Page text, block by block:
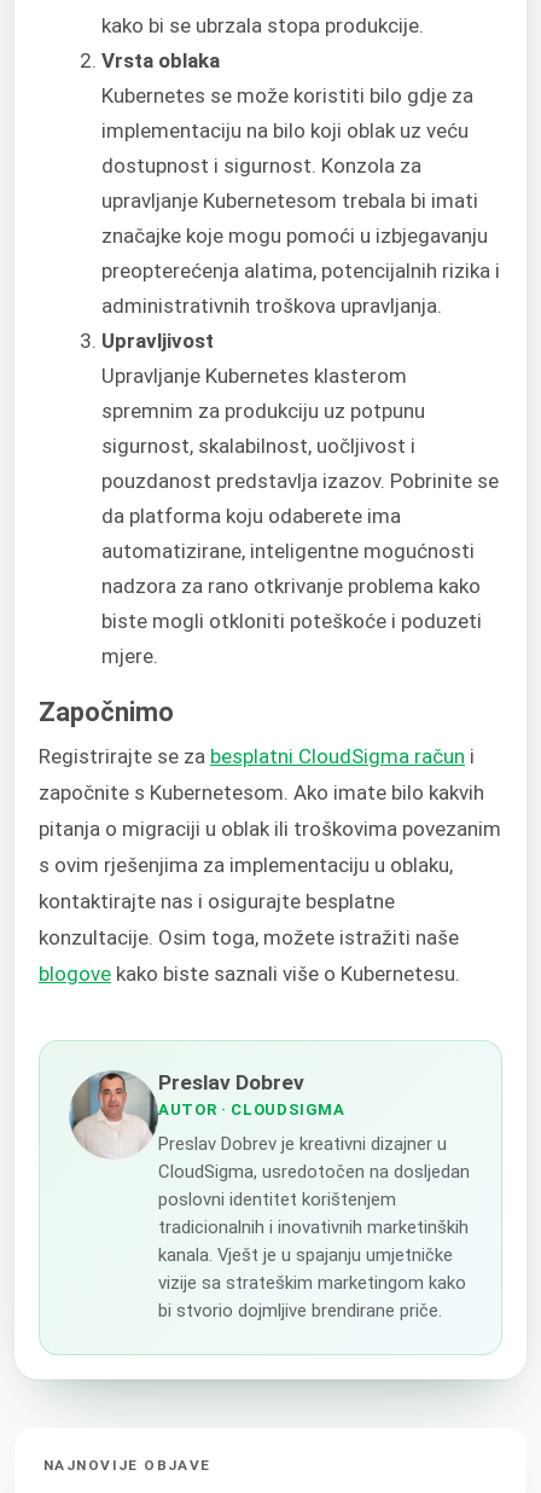
kako bi se ubrzala stopa produkcije.
Vrsta oblaka
Kubernetes se može koristiti bilo gdje za
implementaciju na bilo koji oblak uz veću
dostupnost i sigurnost. Konzola za
upravljanje Kubernetesom trebala bi imati
značajke koje mogu pomoći u izbjegavanju
preopterećenja alatima, potencijalnih rizika i
administrativnih troškova upravljanja.
Upravljivost
Upravljanje Kubernetes klasterom
spremnim za produkciju uz potpunu
sigurnost, skalabilnost, uočljivost i
pouzdanost predstavlja izazov. Pobrinite se
da platforma koju odaberete ima
automatizirane, inteligentne mogućnosti
nadzora za rano otkrivanje problema kako
biste mogli otkloniti poteškoće i poduzeti
mjere.
Započnimo
Registrirajte se za besplatni CloudSigma račun i
započnite s Kubernetesom. Ako imate bilo kakvih
pitanja o migraciji u oblak ili troškovima povezanim
s ovim rješenjima za implementaciju u oblaku,
kontaktirajte nas i osigurajte besplatne
konzultacije. Osim toga, možete istražiti naše
blogove kako biste saznali više o Kubernetesu.
Preslav Dobrev
AUTOR · CLOUDSIGMA
Preslav Dobrev je kreativni dizajner u
CloudSigma, usredotočen na dosljedan
poslovni identitet korištenjem
tradicionalnih i inovativnih marketinških
kanala. Vješt je u spajanju umjetničke
vizije sa strateškim marketingom kako
bi stvorio dojmljive brendirane priče.
NAJNOVIJE OBJAVE